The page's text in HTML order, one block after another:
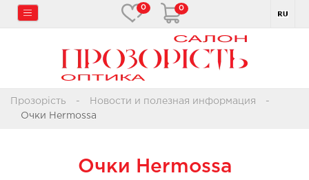
0 0
Прозорість
Новости и полезная информация
Очки Hermossa
Очки Hermossa